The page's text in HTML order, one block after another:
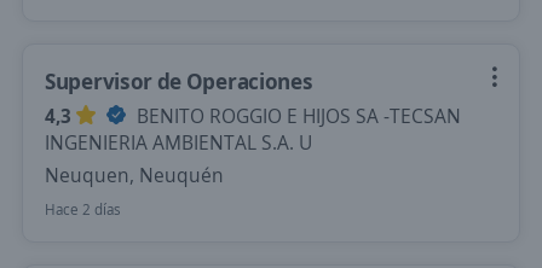
Supervisor de Operaciones
4,3
BENITO ROGGIO E HIJOS SA -TECSAN
INGENIERIA AMBIENTAL S.A. U
Neuquen, Neuquén
Hace 2 días